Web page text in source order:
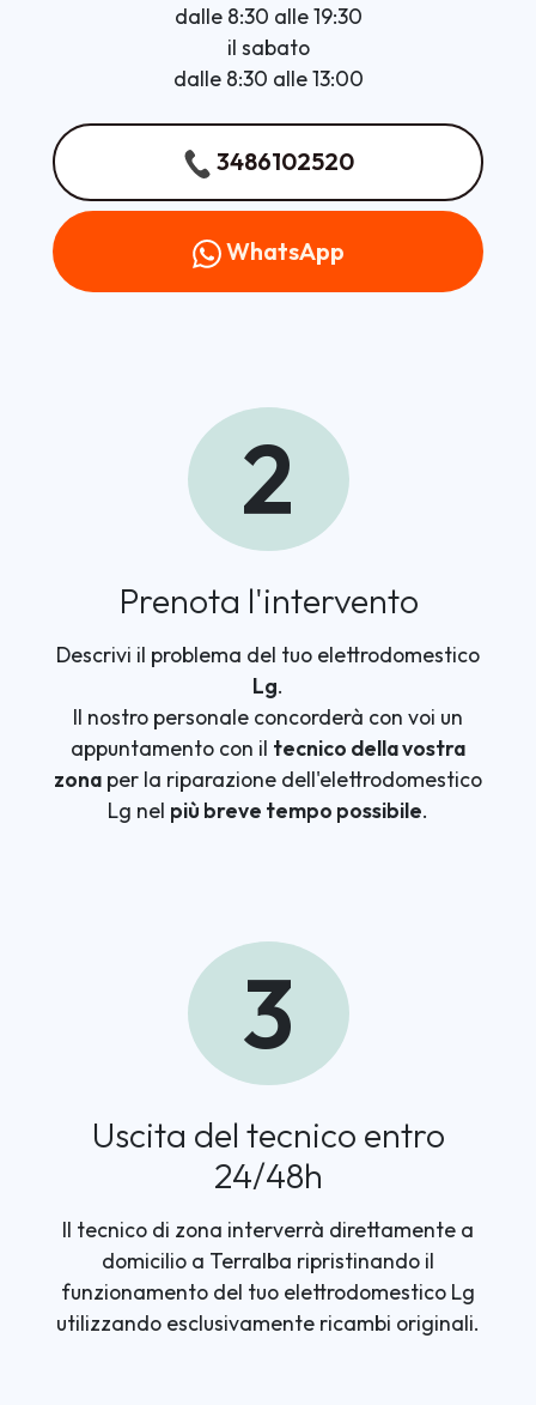
dalle 8:30 alle 19:30
il sabato
dalle 8:30 alle 13:00
3486102520
WhatsApp
2
Prenota l'intervento
Descrivi il problema del tuo elettrodomestico
Lg.
Il nostro personale concorderà con voi un
appuntamento con il tecnico della vostra
zona per la riparazione dell'elettrodomestico
Lg nel più breve tempo possibile.
3
Uscita del tecnico entro
24/48h
Il tecnico di zona interverrà direttamente a
domicilio a Terralba ripristinando il
funzionamento del tuo elettrodomestico Lg
utilizzando esclusivamente ricambi originali.